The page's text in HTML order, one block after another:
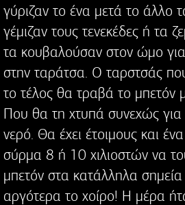
γύριζαν το ένα μετά το άλλο
γέμιζαν τους τενεκέδες ή τα
τα κουβαλούσαν στον ώμο
στην ταράτσα. Ο ταρστσάς
το τέλος θα τραβά το μπετόν
Που θα τη χτυπά συνεχώς για
νερό. Θα έχει έτοιμους και
σύρμα 8 ή 10 χιλιοστών να
μπετόν στα κατάλληλα
αργότερα το χοίρο! Η μέρα